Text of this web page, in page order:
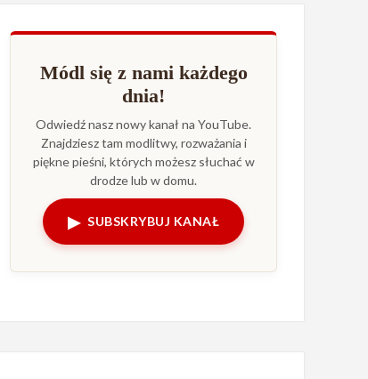
Módl się z nami każdego
dnia!
Odwiedź nasz nowy kanał na YouTube.
Znajdziesz tam modlitwy, rozważania i
piękne pieśni, których możesz słuchać w
drodze lub w domu.
▶ SUBSKRYBUJ KANAŁ